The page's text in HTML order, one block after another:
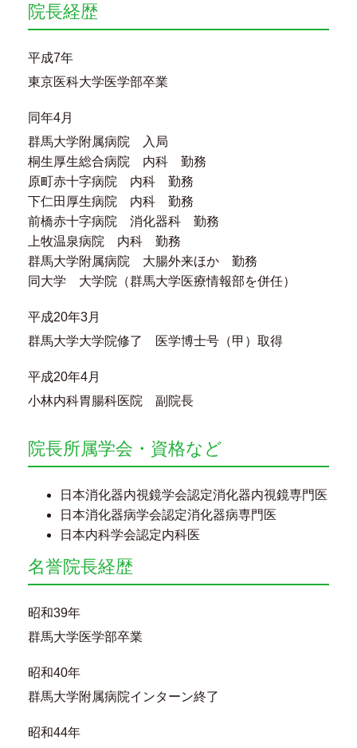
院長経歴
平成7年
東京医科大学医学部卒業
同年4月
群馬大学附属病院 入局
桐生厚生総合病院 内科 勤務
原町赤十字病院 内科 勤務
下仁田厚生病院 内科 勤務
前橋赤十字病院 消化器科 勤務
上牧温泉病院 内科 勤務
群馬大学附属病院 大腸外来ほか 勤務
同大学 大学院（群馬大学医療情報部を併任）
平成20年3月
群馬大学大学院修了 医学博士号（甲）取得
平成20年4月
小林内科胃腸科医院 副院長
院長所属学会・資格など
日本消化器内視鏡学会認定消化器内視鏡専門医
日本消化器病学会認定消化器病専門医
日本内科学会認定内科医
名誉院長経歴
昭和39年
群馬大学医学部卒業
昭和40年
群馬大学附属病院インターン終了
昭和44年